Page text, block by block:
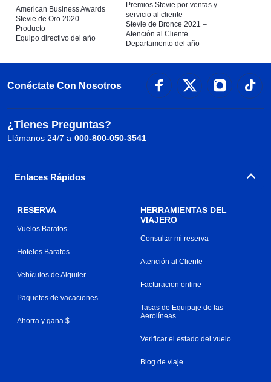
American Business Awards
Stevie de Oro 2020 –
Producto
Equipo directivo del año
Premios Stevie por ventas y
servicio al cliente
Stevie de Bronce 2021 –
Atención al Cliente
Departamento del año
Conéctate Con Nosotros
¿Tienes Preguntas?
Llámanos 24/7 a 000-800-050-3541
Enlaces Rápidos
RESERVA
Vuelos Baratos
Hoteles Baratos
Vehículos de Alquiler
Paquetes de vacaciones
Ahorra y gana $
HERRAMIENTAS DEL
VIAJERO
Consultar mi reserva
Atención al Cliente
Facturacion online
Tasas de Equipaje de las
Aerolíneas
Verificar el estado del vuelo
Blog de viaje